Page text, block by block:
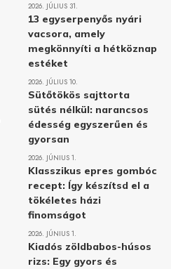
2026. JÚLIUS 31.
13 egyserpenyős nyári
vacsora, amely
megkönnyíti a hétköznap
estéket
2026. JÚLIUS 10.
Sütőtökös sajttorta
sütés nélkül: narancsos
édesség egyszerűen és
gyorsan
2026. JÚNIUS 1.
Klasszikus epres gombóc
recept: Így készítsd el a
tökéletes házi
finomságot
2026. JÚNIUS 1.
Kiadós zöldbabos-húsos
rizs: Egy gyors és